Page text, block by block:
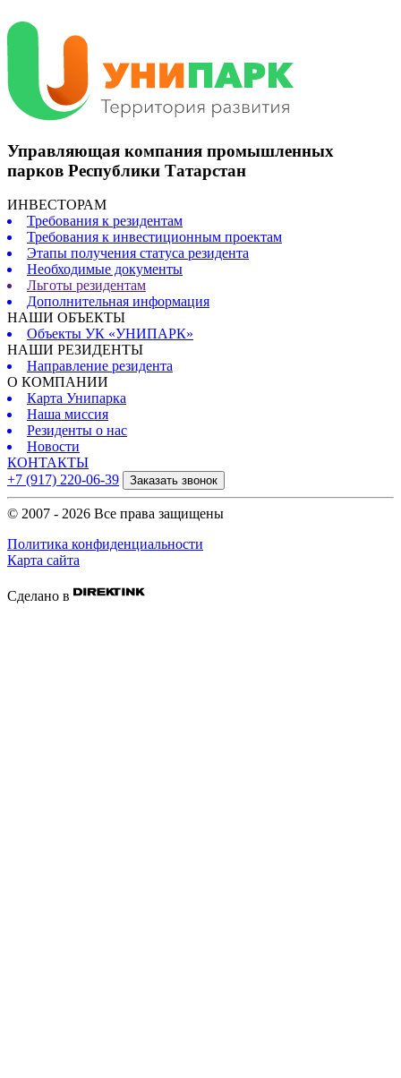
Управляющая компания промышленных
парков Республики Татарстан
ИНВЕСТОРАМ
Требования к резидентам
Требования к инвестиционным проектам
Этапы получения статуса резидента
Необходимые документы
Льготы резидентам
Дополнительная информация
НАШИ ОБЪЕКТЫ
Объекты УК «УНИПАРК»
НАШИ РЕЗИДЕНТЫ
Направление резидента
О КОМПАНИИ
Карта Унипарка
Наша миссия
Резиденты о нас
Новости
КОНТАКТЫ
+7 (917) 220-06-39
Заказать звонок
© 2007 - 2026 Все права защищены
Политика конфиденциальности
Карта сайта
Сделано в